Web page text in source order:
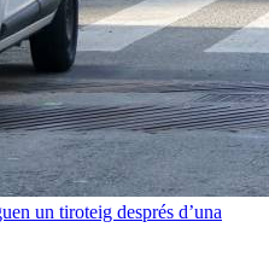
un tiroteig després d’una